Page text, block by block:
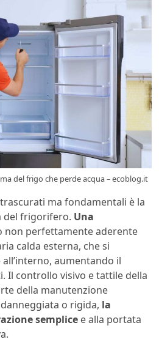
del frigo che perde acqua – ecoblog.it
ma fondamentali è la
del frigorifero. Una
non perfettamente aderente
calda esterna, che si
aumentando il
Il controllo visivo e tattile della
della manutenzione
o rigida, la
semplice e alla portata